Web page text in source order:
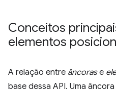
Conceitos
elementos
A relação entre âncorase
base dessa API. Uma